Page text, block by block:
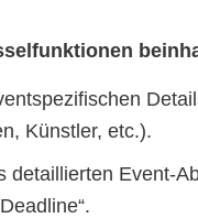
Künstler, etc.).
detaillierten Event-